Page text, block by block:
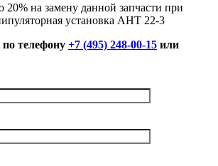
20% на замену данной запчасти при
установка АНТ 22-3
телефону +7 (495) 248-00-15 или